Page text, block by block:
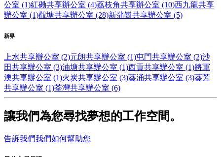
公室 (1)紅磡共享辦公室 (4)荔枝角共享辦公室 (10)西九龍共享
辦公室 (1)觀塘共享辦公室 (28)新蒲崗共享辦公室 (5)
新界
上水共享辦公室 (2)元朗共享辦公室 (1)屯門共享辦公室 (2)沙
田共享辦公室 (3)油塘共享辦公室 (1)西貢共享辦公室 (1)將軍
澳共享辦公室 (1)火炭共享辦公室 (3)葵涌共享辦公室 (3)葵芳
共享辦公室 (1)荃灣共享辦公室 (6)
讓我們為您尋找夢想的工作空間。
告訴我們我們如何幫助您